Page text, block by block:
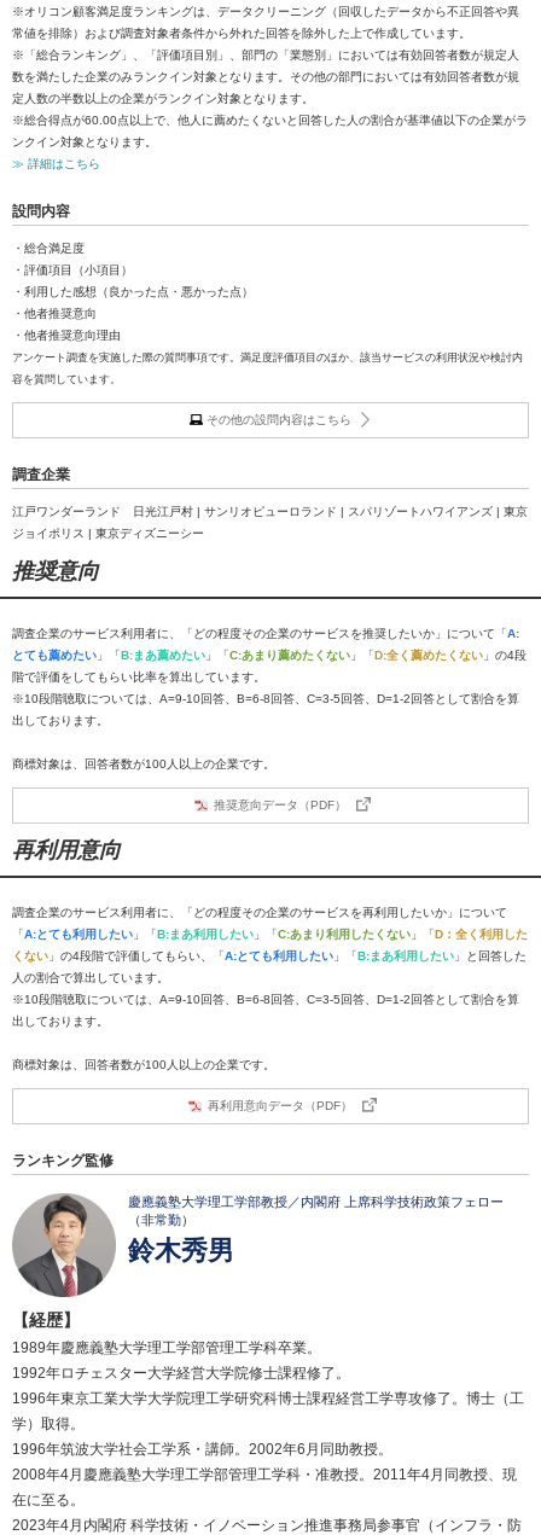
※オリコン顧客満足度ランキングは、データクリーニング（回収したデータから不正回答や異
常値を排除）および調査対象者条件から外れた回答を除外した上で作成しています。
※「総合ランキング」、「評価項目別」、部門の「業態別」においては有効回答者数が規定人
数を満たした企業のみランクイン対象となります。その他の部門においては有効回答者数が規
定人数の半数以上の企業がランクイン対象となります。
※総合得点が60.00点以上で、他人に薦めたくないと回答した人の割合が基準値以下の企業がラ
ンクイン対象となります。
≫ 詳細はこちら
設問内容
・総合満足度
・評価項目（小項目）
・利用した感想（良かった点・悪かった点）
・他者推奨意向
・他者推奨意向理由
アンケート調査を実施した際の質問事項です。満足度評価項目のほか、該当サービスの利用状況や検討内
容を質問しています。
その他の設問内容はこちら
調査企業
江戸ワンダーランド 日光江戸村 | サンリオピューロランド | スパリゾートハワイアンズ | 東京
ジョイポリス | 東京ディズニーシー
推奨意向
調査企業のサービス利用者に、「どの程度その企業のサービスを推奨したいか」について「A:
とても薦めたい 」「B:まあ薦めたい 」「C:あまり薦めたくない 」「D:全く薦めたくない 」の4段
階で評価をしてもらい比率を算出しています。
※10段階聴取については、A=9-10回答、B=6-8回答、C=3-5回答、D=1-2回答として割合を算
出しております。
商標対象は、回答者数が100人以上の企業です。
推奨意向データ（PDF）
再利用意向
調査企業のサービス利用者に、「どの程度その企業のサービスを再利用したいか」について
「A:とても利用したい 」「B:まあ利用したい 」「C:あまり利用したくない 」「D：全く利用した
くない 」の4段階で評価してもらい、「A:とても利用したい 」「B:まあ利用したい 」と回答した
人の割合で算出しています。
※10段階聴取については、A=9-10回答、B=6-8回答、C=3-5回答、D=1-2回答として割合を算
出しております。
商標対象は、回答者数が100人以上の企業です。
再利用意向データ（PDF）
ランキング監修
慶應義塾大学理工学部教授／内閣府 上席科学技術政策フェロー
（非常勤）
鈴木秀男
【経歴】
1989年慶應義塾大学理工学部管理工学科卒業。
1992年ロチェスター大学経営大学院修士課程修了。
1996年東京工業大学大学院理工学研究科博士課程経営工学専攻修了。博士（工
学）取得。
1996年筑波大学社会工学系・講師。2002年6月同助教授。
2008年4月慶應義塾大学理工学部管理工学科・准教授。2011年4月同教授、現
在に至る。
2023年4月内閣府 科学技術・イノベーション推進事務局参事官（インフラ・防